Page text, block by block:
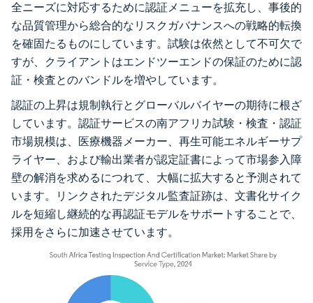
全ニーズに対応するために認証メニューを拡充し、事後的
な品質管理から総合的なリスクガバナンスへの戦略的転換
を確固たるものにしています。試験は依然として不可欠で
すが、クライアントはエンドツーエンドの保証のために認
証・検査とのバンドルを増やしています。
認証の上昇は規制執行とグローバルバイヤーの期待に根ざ
しています。認証サービスの南アフリカ試験・検査・認証
市場規模は、医療機器メーカー、再生可能エネルギーサプ
ライヤー、および輸出業者が認定証書によって市場参入障
壁の解消を求めるにつれて、大幅に拡大すると予測されて
います。リンクされたデジタル監査証跡は、文書化サイク
ルを短縮し継続的な再認証モデルをサポートすることで、
採用をさらに加速させています。